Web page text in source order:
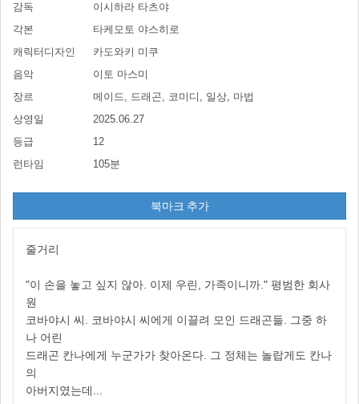
감독
이시하라 타츠야
각본
타케모토 야스히로
캐릭터디자인
카도와키 미쿠
음악
이토 마스미
장르
메이드, 드래곤, 코미디, 일상, 마법
상영일
2025.06.27
등급
12
런타임
105분
북마크 추가
줄거리
"이 손을 놓고 싶지 않아. 이제 우린, 가족이니까." 평범한 회사
원
코바야시 씨. 코바야시 씨에게 이끌려 모인 드래곤들. 그중 하
나 어린
드래곤 칸나에게 누군가가 찾아온다. 그 정체는 놀랍게도 칸나
의
아버지였는데...